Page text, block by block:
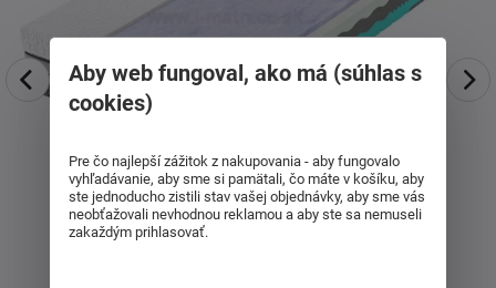
Aby web fungoval, ako má (súhlas s
cookies)
Pre čo najlepší zážitok z nakupovania - aby fungovalo
vyhľadávanie, aby sme si pamätali, čo máte v košíku, aby
ste jednoducho zistili stav vašej objednávky, aby sme vás
neobťažovali nevhodnou reklamou a aby ste sa nemuseli
zakaždým prihlasovať.